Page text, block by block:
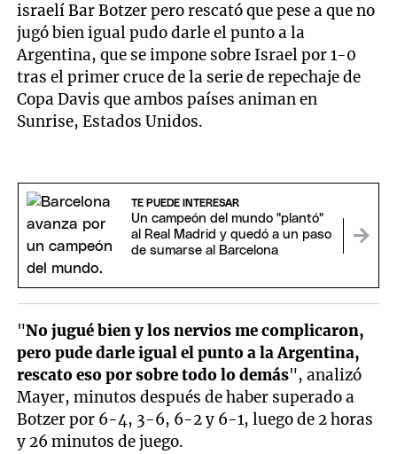
israelí Bar Botzer pero rescató que pese a que no
jugó bien igual pudo darle el punto a la
Argentina, que se impone sobre Israel por 1-0
tras el primer cruce de la serie de repechaje de
Copa Davis que ambos países animan en
Sunrise, Estados Unidos.
TE PUEDE INTERESAR
Un campeón del mundo "plantó"
al Real Madrid y quedó a un paso
de sumarse al Barcelona
"No jugué bien y los nervios me complicaron,
pero pude darle igual el punto a la Argentina,
rescato eso por sobre todo lo demás", analizó
Mayer, minutos después de haber superado a
Botzer por 6-4, 3-6, 6-2 y 6-1, luego de 2 horas
y 26 minutos de juego.